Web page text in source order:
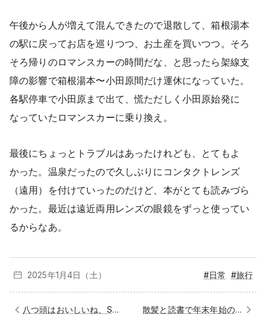
午後から人が増えて混んできたので退散して、箱根湯本
の駅に戻ってお店を巡りつつ、お土産を買いつつ。そろ
そろ帰りのロマンスカーの時間だな、と思ったら架線支
障の影響で箱根湯本〜小田原間だけ運休になっていた。
各駅停車で小田原まで出て、慌ただしく小田原始発に
なっていたロマンスカーに乗り換え。
最後にちょっとトラブルはあったけれども、とてもよ
かった。温泉だったので久しぶりにコンタクトレンズ
（遠用）を付けていったのだけど、本がとても読みづら
かった。最近は遠近両用レンズの眼鏡をずっと使ってい
るからなあ。
2025年1月4日（土） #日常 #旅行
八つ頭はおいしいね、SNSとの距離感は難しい 散髪と読書で年末年始の休暇は終わり